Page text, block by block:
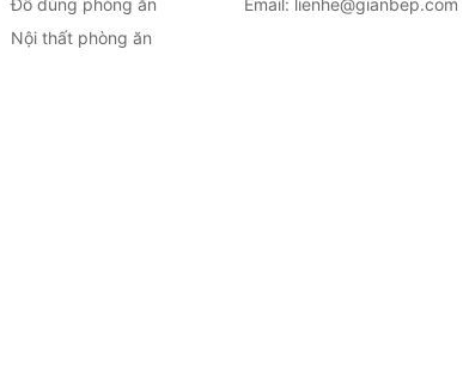
Đồ dùng phòng ăn
Nội thất phòng ăn
Email: lienhe@gianbep.com